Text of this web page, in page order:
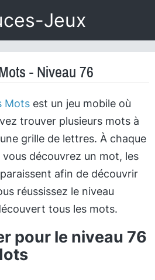
Jeux
- Niveau 76
Motsest un jeu mobile où
trouver plusieurs mots à
grille de lettres. À chaque
découvrez un mot, les
afin de découvrir
réussissez le niveau
tous les mots.
pour le niveau 76